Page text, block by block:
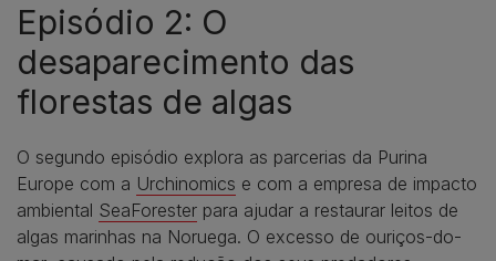
Episódio 2: O
desaparecimento das
florestas de algas
O segundo episódio explora as parcerias da Purina
Europe com a Urchinomics e com a empresa de impacto
ambiental SeaForester para ajudar a restaurar leitos de
algas marinhas na Noruega. O excesso de ouriços-do-